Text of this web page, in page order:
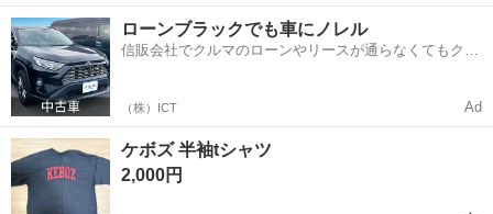
リル90% ポリウレタン10% made in USA ・編み上げシャツ ボディグ
ローブ サイズM コットン100% made in Korea ...
北海道 江別市 野幌駅 シャツ ピーチジョン
ローンブラックでも車にノレル
信販会社でクルマのローンやリースが通らなくてもクル
（株）ICT Ad
ケボズ 半袖tシャツ
2,000円